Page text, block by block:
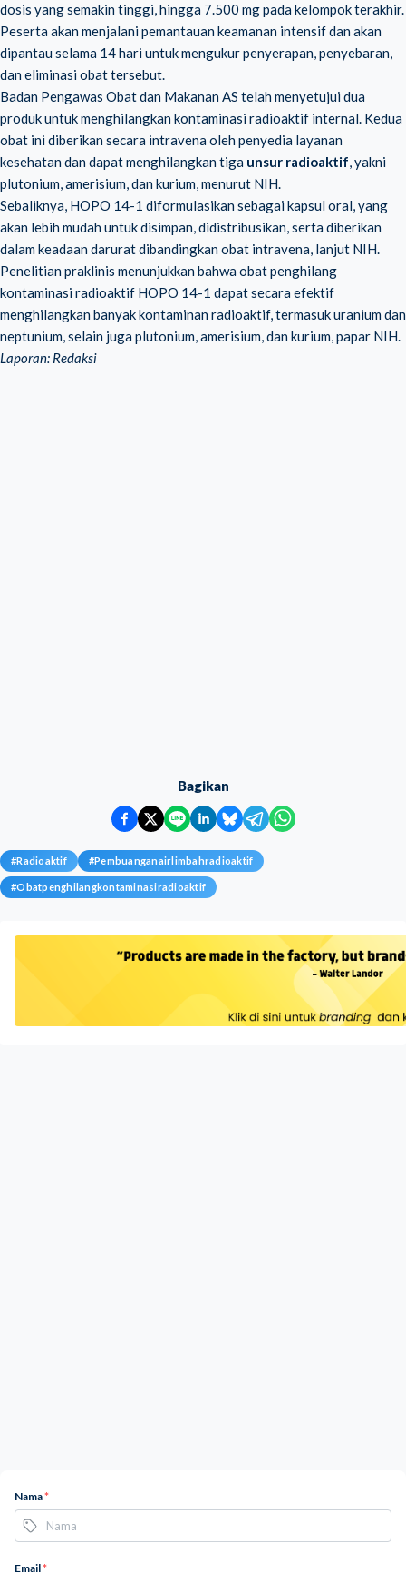
dosis yang semakin tinggi, hingga 7.500 mg pada kelompok terakhir.
Peserta akan menjalani pemantauan keamanan intensif dan akan
dipantau selama 14 hari untuk mengukur penyerapan, penyebaran,
dan eliminasi obat tersebut.
Badan Pengawas Obat dan Makanan AS telah menyetujui dua
produk untuk menghilangkan kontaminasi radioaktif internal. Kedua
obat ini diberikan secara intravena oleh penyedia layanan
kesehatan dan dapat menghilangkan tiga unsur radioaktif, yakni
plutonium, amerisium, dan kurium, menurut NIH.
Sebaliknya, HOPO 14-1 diformulasikan sebagai kapsul oral, yang
akan lebih mudah untuk disimpan, didistribusikan, serta diberikan
dalam keadaan darurat dibandingkan obat intravena, lanjut NIH.
Penelitian praklinis menunjukkan bahwa obat penghilang
kontaminasi radioaktif HOPO 14-1 dapat secara efektif
menghilangkan banyak kontaminan radioaktif, termasuk uranium dan
neptunium, selain juga plutonium, amerisium, dan kurium, papar NIH.
Laporan: Redaksi
Bagikan
#Radioaktif #Pembuanganairlimbahradioaktif
#Obatpenghilangkontaminasiradioaktif
Nama*
Email*